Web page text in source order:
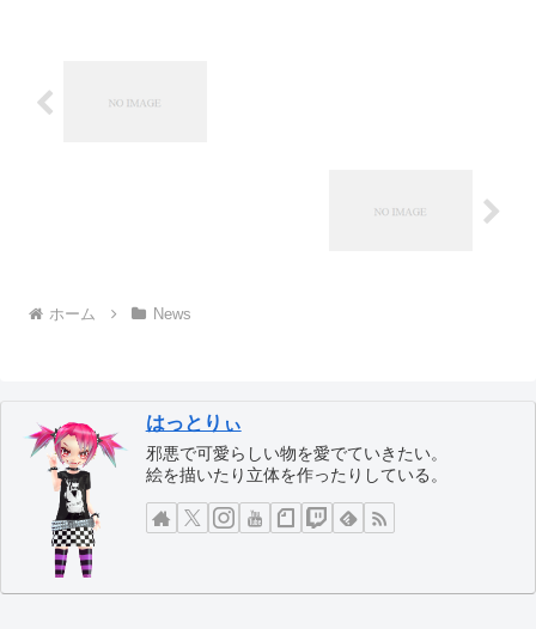
ホーム News
はっとりぃ
邪悪で可愛らしい物を愛でていきたい。
絵を描いたり立体を作ったりしている。